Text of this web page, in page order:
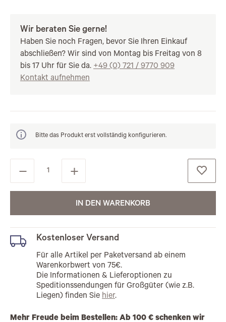
Wir beraten Sie gerne!
Haben Sie noch Fragen, bevor Sie Ihren Einkauf
abschließen? Wir sind von Montag bis Freitag von 8
bis 17 Uhr für Sie da. +49 (0) 721 / 9770 909
Kontakt aufnehmen
Bitte das Produkt erst vollständig konfigurieren.
IN DEN WARENKORB
Kostenloser Versand
Für alle Artikel per Paketversand ab einem
Warenkorbwert von 75€.
Die Informationen & Lieferoptionen zu
Speditionssendungen für Großgüter (wie z.B.
Liegen) finden Sie hier.
Mehr Freude beim Bestellen: Ab 100 € schenken wir